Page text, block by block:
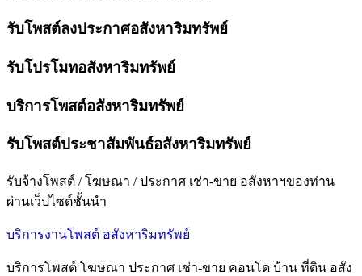
รับโพสต์ลงประกาศอสังหาริมทรัพย์
รับโปรโมทอสังหาริมทรัพย์
บริการโพสต์อสังหาริมทรัพย์
รับโพสต์ประชาสัมพันธ์อสังหาริมทรัพย์
รับจ้างโพสต์ / โฆษณา / ประกาศ เช่า-ขาย อสังหาฯของท่าน
ผ่านเว็ปไซต์ชั้นนำ
บริการงานโพสต์ อสังหาริมทรัพย์
บริการโพสต์ โฆษณา ประกาศ เช่า-ขาย คอนโด บ้าน ที่ดิน อสัง